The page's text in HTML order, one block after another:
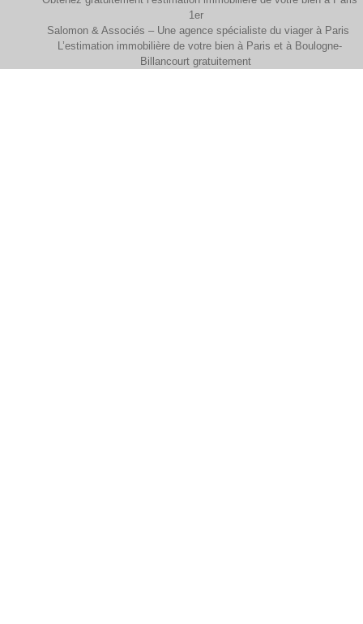
1er
Salomon & Associés – Une agence spécialiste du viager à Paris
L’estimation immobilière de votre bien à Paris et à Boulogne-
Billancourt gratuitement